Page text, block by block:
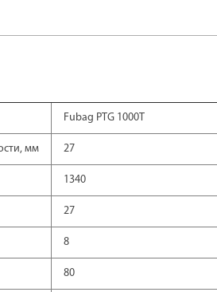
Fubag PTG 1000T
мм 27
1340
27
8
80